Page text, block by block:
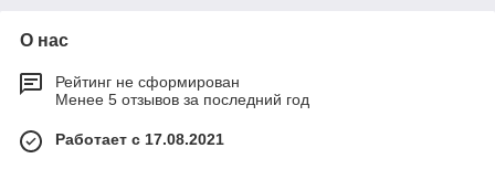
О нас
Рейтинг не сформирован
Менее 5 отзывов за последний год
Работает с 17.08.2021